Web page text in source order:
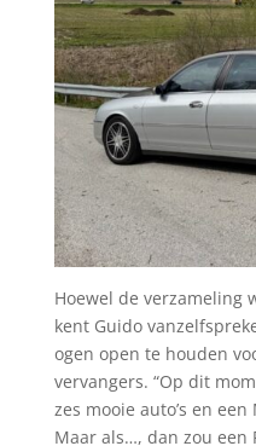
Hoewel de verzameling
kent Guido
ogen open te houden
vervangers. “Op dit
zes mooie auto’s en
Maar als…, dan zou een